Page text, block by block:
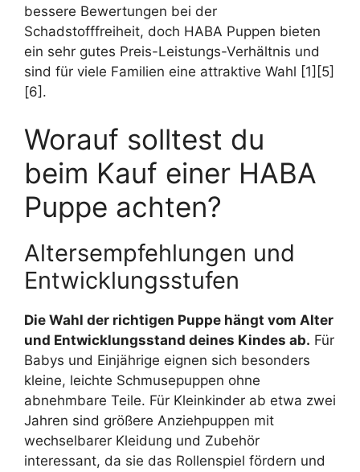
bessere Bewertungen bei der
Schadstofffreiheit, doch HABA Puppen bieten
ein sehr gutes Preis-Leistungs-Verhältnis und
sind für viele Familien eine attraktive Wahl [1][5]
[6].
Worauf solltest du
beim Kauf einer HABA
Puppe achten?
Altersempfehlungen und
Entwicklungsstufen
Die Wahl der richtigen Puppe hängt vom Alter
und Entwicklungsstand deines Kindes ab. Für
Babys und Einjährige eignen sich besonders
kleine, leichte Schmusepuppen ohne
abnehmbare Teile. Für Kleinkinder ab etwa zwei
Jahren sind größere Anziehpuppen mit
wechselbarer Kleidung und Zubehör
interessant, da sie das Rollenspiel fördern und